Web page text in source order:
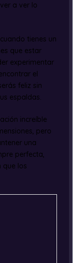
a ver lo
tienes un
que estar
experimentar
el
feliz sin
espaldas.
increíble
pero
una
perfecta,
que los